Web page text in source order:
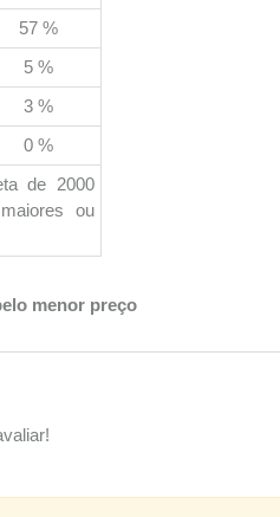
57 %
5 %
3 %
0 %
de 2000
ou
menor preço